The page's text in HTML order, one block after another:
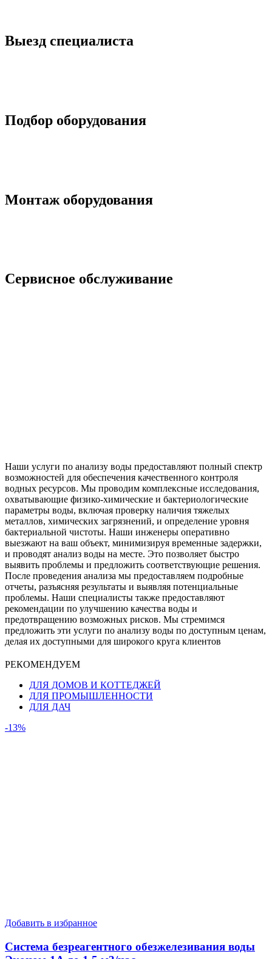
Выезд специалиста
Подбор оборудования
Монтаж оборудования
Сервисное обслуживание
Наши услуги по анализу воды предоставляют полный спектр
возможностей для обеспечения качественного контроля
водных ресурсов. Мы проводим комплексные исследования,
охватывающие физико-химические и бактериологические
параметры воды, включая проверку наличия тяжелых
металлов, химических загрязнений, и определение уровня
бактериальной чистоты. Наши инженеры оперативно
выезжают на ваш объект, минимизируя временные задержки,
и проводят анализ воды на месте. Это позволяет быстро
выявить проблемы и предложить соответствующие решения.
После проведения анализа мы предоставляем подробные
отчеты, разъясняя результаты и выявляя потенциальные
проблемы. Наши специалисты также предоставляют
рекомендации по улучшению качества воды и
предотвращению возможных рисков. Мы стремимся
предложить эти услуги по анализу воды по доступным ценам,
делая их доступными для широкого круга клиентов
РЕКОМЕНДУЕМ
ДЛЯ ДОМОВ И КОТТЕДЖЕЙ
ДЛЯ ПРОМЫШЛЕННОСТИ
ДЛЯ ДАЧ
-13%
Добавить в избранное
Система безреагентного обезжелезивания воды